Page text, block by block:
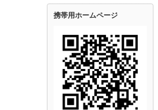
携帯用ホームページ